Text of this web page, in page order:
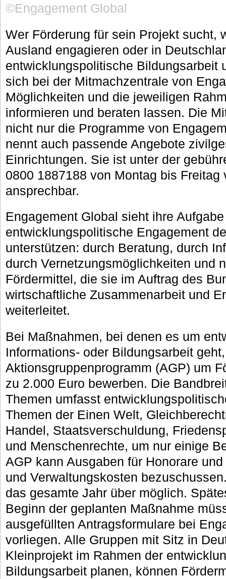
©Engagement Global
Wer Förderung für sein Projekt sucht,
Ausland engagieren oder in
entwicklungspolitische Bildungsarbeit
sich bei der Mitmachzentrale von
Möglichkeiten und die jeweiligen
informieren und beraten lassen. Die
nicht nur die Programme von
nennt auch passende Angebote
Einrichtungen. Sie ist unter der
0800 1887188 von Montag bis Freitag
ansprechbar.
Engagement Global sieht ihre
entwicklungspolitische Engagement
unterstützen: durch Beratung, durch
durch Vernetzungsmöglichkeiten und
Fördermittel, die sie im Auftrag des
wirtschaftliche Zusammenarbeit und
weiterleitet.
Bei Maßnahmen, bei denen es um
Informations- oder Bildungsarbeit
Aktionsgruppenprogramm (AGP) um
zu 2.000 Euro bewerben. Die
Themen umfasst
Themen der Einen Welt,
Handel, Staatsverschuldung,
und Menschenrechte, um nur einige
AGP kann Ausgaben für Honorare
und Verwaltungskosten
das gesamte Jahr über möglich.
Beginn der geplanten Maßnahme
ausgefüllten Antragsformulare bei
vorliegen. Alle Gruppen mit Sitz in
Kleinprojekt im Rahmen der
Bildungsarbeit planen, können